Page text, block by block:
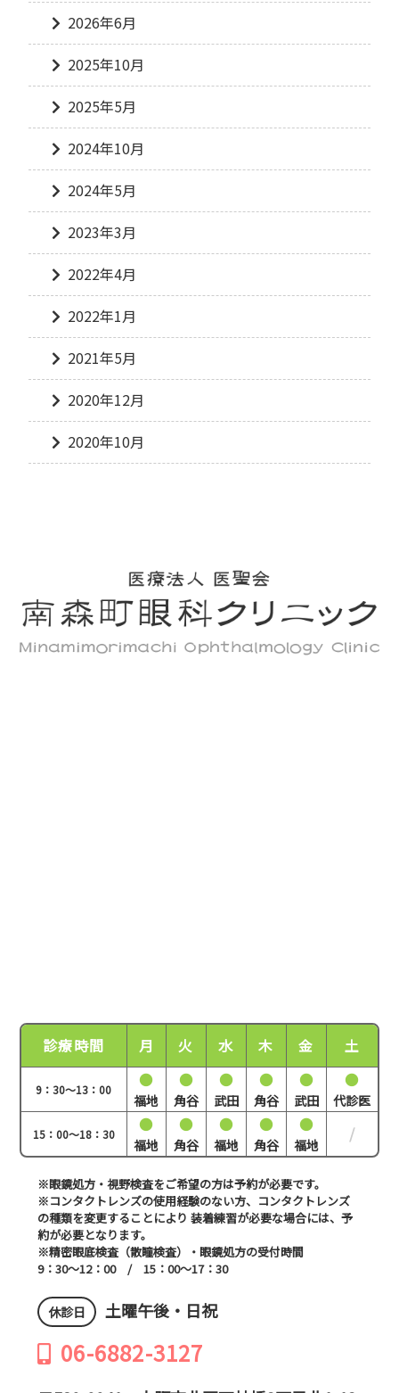
2026年6月
2025年10月
2025年5月
2024年10月
2024年5月
2023年3月
2022年4月
2022年1月
2021年5月
2020年12月
2020年10月
診療時間 月 火 水 木 金 土
9：30～13：00 ●
福地
●
角谷
●
武田
●
角谷
●
武田
●
代診医
15：00～18：30 ●
福地
●
角谷
●
福地
●
角谷
●
福地
/
※眼鏡処方・視野検査をご希望の方は予約が必要です。
※コンタクトレンズの使用経験のない方、コンタクトレンズ
の種類を変更することにより 装着練習が必要な場合には、予
約が必要となります。
※精密眼底検査（散瞳検査）・眼鏡処方の受付時間
9：30～12：00 / 15：00～17：30
休診日 土曜午後・日祝
06-6882-3127